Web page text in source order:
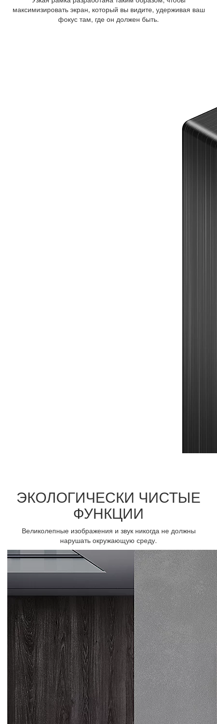
максимизировать экран, который вы видите, удерживая ваш
фокус там, где он должен быть.
ЭКОЛОГИЧЕСКИ ЧИСТЫЕ
ФУНКЦИИ
Великолепные изображения и звук никогда не должны
нарушать окружающую среду.